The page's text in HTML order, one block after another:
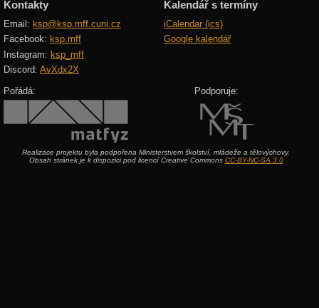
Kontakty
Email: ksp@ksp.mff.cuni.cz
Facebook: ksp.mff
Instagram: ksp_mff
Discord: AvXdx2X
Kalendář s termíny
iCalendar (ics)
Google kalendář
Pořádá: Podporuje:
Realizace projektu byla podpořena Ministerstvem školství, mládeže a tělovýchovy.
Obsah stránek je k dispozici pod licencí Creative Commons CC-BY-NC-SA 3.0